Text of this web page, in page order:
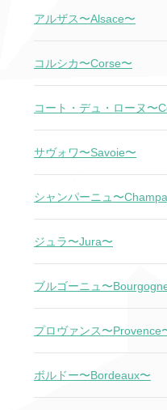
アルザス〜Alsace〜
コルシカ〜Corse〜
コート・デュ・ローヌ〜
サヴォワ〜Savoie〜
シャンパーニュ〜
ジュラ〜Jura〜
ブルゴーニュ〜
プロヴァンス〜Provence
ボルドー〜Bordeaux〜